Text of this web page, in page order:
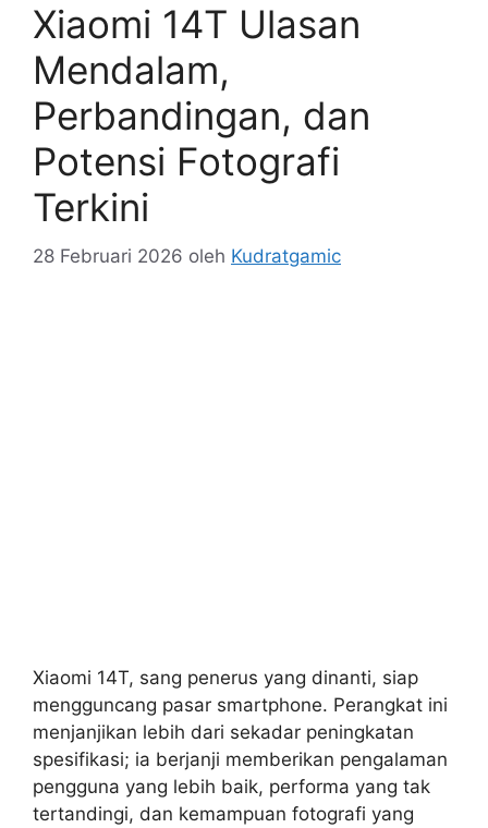
Xiaomi 14T Ulasan
Mendalam,
Perbandingan, dan
Potensi Fotografi
Terkini
28 Februari 2026 oleh Kudratgamic
Xiaomi 14T, sang penerus yang dinanti, siap
mengguncang pasar smartphone. Perangkat ini
menjanjikan lebih dari sekadar peningkatan
spesifikasi; ia berjanji memberikan pengalaman
pengguna yang lebih baik, performa yang tak
tertandingi, dan kemampuan fotografi yang